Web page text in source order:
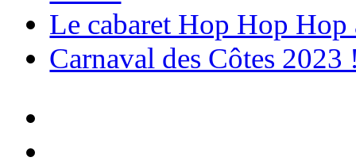
Le cabaret Hop Hop Hop
Carnaval des Côtes 2023